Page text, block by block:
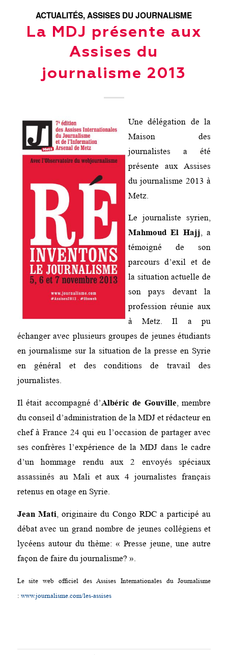
ACTUALITÉS,ASSISES DU JOURNALISME
La MDJ présente aux
Assises du
journalisme 2013
Une délégation de la
Maison des
journalistes a été
présente aux Assises
du journalisme 2013 à
Metz.
Le journaliste syrien,
Mahmoud El Hajj, a
témoigné de son
parcours d’exil et de
la situation actuelle de
son pays devant la
profession réunie aux
à Metz. Il a pu
échanger avec plusieurs groupes de jeunes étudiants
en journalisme sur la situation de la presse en Syrie
en général et des conditions de travail des
journalistes.
Il était accompagné d’Albéric de Gouville, membre
du conseil d’administration de la MDJ et rédacteur en
chef à France 24 qui eu l’occasion de partager avec
ses confrères l’expérience de la MDJ dans le cadre
d’un hommage rendu aux 2 envoyés spéciaux
assassinés au Mali et aux 4 journalistes français
retenus en otage en Syrie.
Jean Mati , originaire du Congo RDC a participé au
débat avec un grand nombre de jeunes collégiens et
lycéens autour du thème: « Presse jeune, une autre
façon de faire du journalisme? ».
Le site web officiel des Assises Internationales du Journalisme
: www.journalisme.com/les-assises